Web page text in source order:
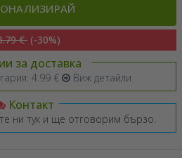
€ (-30%)
за доставка
4.99 € Виж детайли
Контакт
Пишете ни тук и ще отговорим бързо.